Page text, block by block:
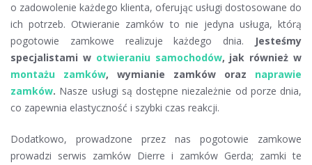
o zadowolenie każdego klienta, oferując usługi dostosowane do
ich potrzeb. Otwieranie zamków to nie jedyna usługa, którą
pogotowie zamkowe realizuje każdego dnia.
Jesteśmy
specjalistami w otwieraniu samochodów, jak również w
montażu zamków, wymianie zamków oraz naprawie
zamków. Nasze usługi są dostępne niezależnie od porze dnia,
co zapewnia elastyczność i szybki czas reakcji.
Dodatkowo, prowadzone przez nas pogotowie zamkowe
prowadzi serwis zamków Dierre i zamków Gerda; zamki te